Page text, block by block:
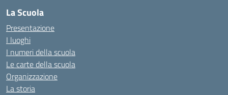
La Scuola
Presentazione
I luoghi
I numeri della scuola
Le carte della scuola
Organizzazione
La storia